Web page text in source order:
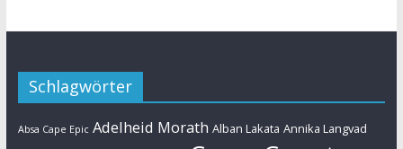
Schlagwörter
Absa Cape Epic Adelheid Morath Alban Lakata Annika Langvad